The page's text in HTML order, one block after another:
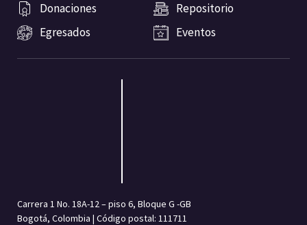
Donaciones
Repositorio
Egresados
Eventos
Carrera 1 No. 18A-12 – piso 6, Bloque G -GB
Bogotá, Colombia | Código postal: 111711